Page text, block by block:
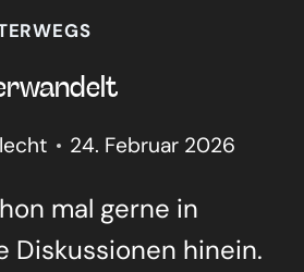
24. Februar 2026
mal ger­ne in
Dis­kus­sio­nen hin­ein.